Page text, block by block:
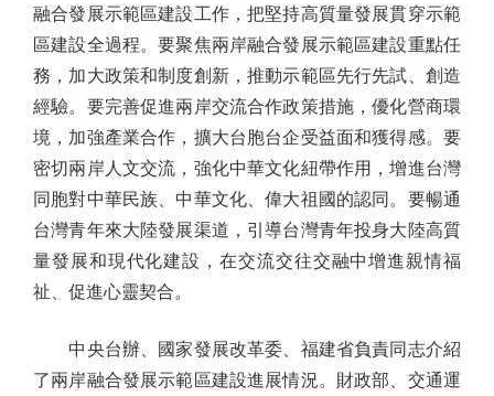
融合發展示範區建設工作，把堅持高質量發展貫穿示範
區建設全過程。要聚焦兩岸融合發展示範區建設重點任
務，加大政策和制度創新，推動示範區先行先試、創造
經驗。要完善促進兩岸交流合作政策措施，優化營商環
境，加強產業合作，擴大台胞台企受益面和獲得感。要
密切兩岸人文交流，強化中華文化紐帶作用，增進台灣
同胞對中華民族、中華文化、偉大祖國的認同。要暢通
台灣青年來大陸發展渠道，引導台灣青年投身大陸高質
量發展和現代化建設，在交流交往交融中增進親情福
祉、促進心靈契合。
中央台辦、國家發展改革委、福建省負責同志介紹
了兩岸融合發展示範區建設進展情況。財政部、交通運